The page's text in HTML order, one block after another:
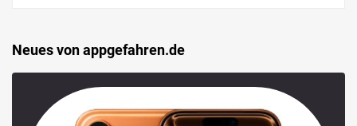
Neues von appgefahren.de